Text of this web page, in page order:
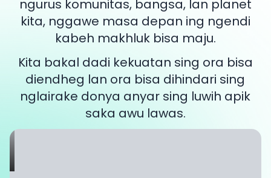
ngurus komunitas, bangsa, lan planet
kita, nggawe masa depan ing ngendi
kabeh makhluk bisa maju.
Kita bakal dadi kekuatan sing ora bisa
diendheg lan ora bisa dihindari sing
nglairake donya anyar sing luwih apik
saka awu lawas.